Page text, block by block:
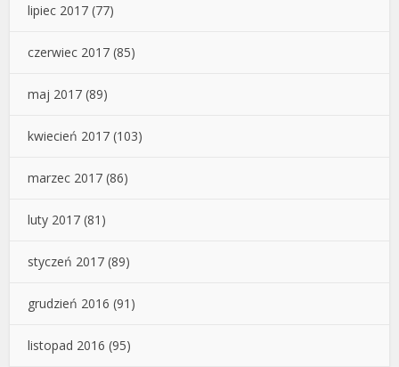
lipiec 2017 (77)
czerwiec 2017 (85)
maj 2017 (89)
kwiecień 2017 (103)
marzec 2017 (86)
luty 2017 (81)
styczeń 2017 (89)
grudzień 2016 (91)
listopad 2016 (95)